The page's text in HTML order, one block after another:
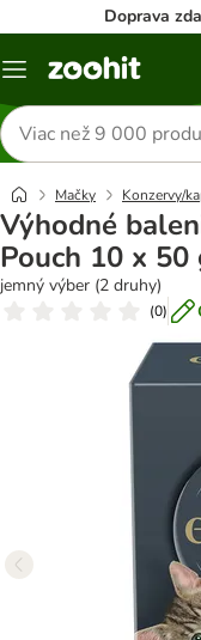
Doprava
Kategórie
Hľadať
produkty
Mačky Konzervy/
Výhodné
Pouch 10 x 50
jemný výber (2 druhy)
(0)